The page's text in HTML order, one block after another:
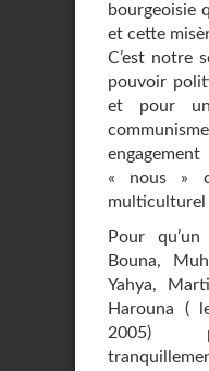
bourgeoisie
et cette
C’est notre
pouvoir
et pour
« nous »
multiculturel
Pour
Bouna,
Yahya,
Harouna (
2005)